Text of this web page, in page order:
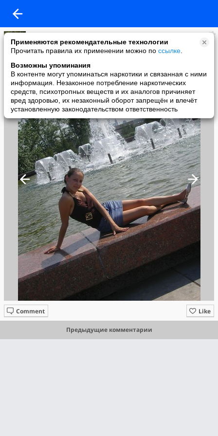
Применяются рекомендательные технологии
Прочитать правила их применении можно по ссылке
Возможны упоминания
В контенте могут упоминаться наркотики и связанная с ними
информация. Незаконное потребление наркотических
средств, психотропных веществ и их аналогов причиняет
вред здоровью, их незаконный оборот запрещён и влечёт
установленную законодательством ответственность
Надюшка Василькина
added a photo
17 Dec в 16:14
Like
Comment
Предыдущие комментарии